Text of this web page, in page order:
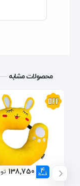
محصولات مشابه
4
قسط 138,750